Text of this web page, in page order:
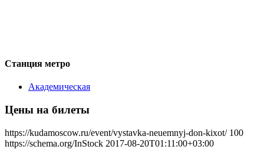
Станция метро
Академическая
Цены на билеты
https://kudamoscow.ru/event/vystavka-neuemnyj-don-kixot/ 100
https://schema.org/InStock 2017-08-20T01:11:00+03:00